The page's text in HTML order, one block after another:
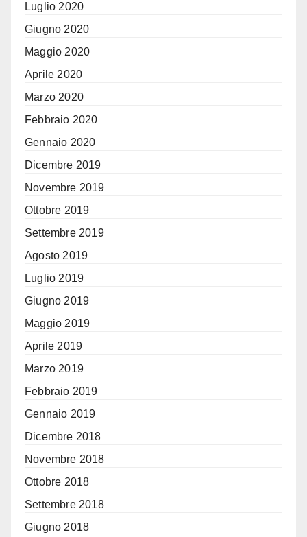
Luglio 2020
Giugno 2020
Maggio 2020
Aprile 2020
Marzo 2020
Febbraio 2020
Gennaio 2020
Dicembre 2019
Novembre 2019
Ottobre 2019
Settembre 2019
Agosto 2019
Luglio 2019
Giugno 2019
Maggio 2019
Aprile 2019
Marzo 2019
Febbraio 2019
Gennaio 2019
Dicembre 2018
Novembre 2018
Ottobre 2018
Settembre 2018
Giugno 2018